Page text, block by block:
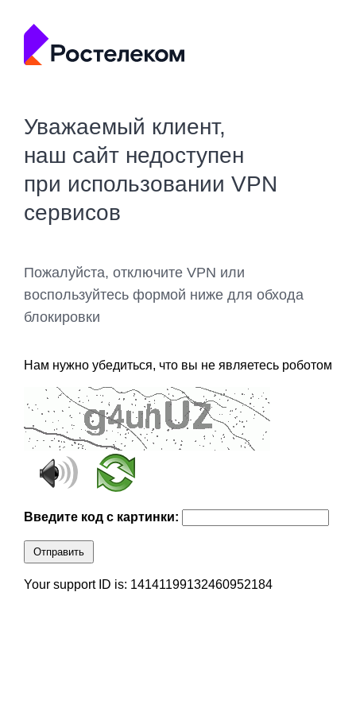
Уважаемый клиент,
наш сайт недоступен
при использовании VPN
сервисов
Пожалуйста, отключите VPN или
воспользуйтесь формой ниже для обхода
блокировки
Нам нужно убедиться, что вы не являетесь роботом
Введите код с картинки:
Отправить
Your support ID is: 14141199132460952184